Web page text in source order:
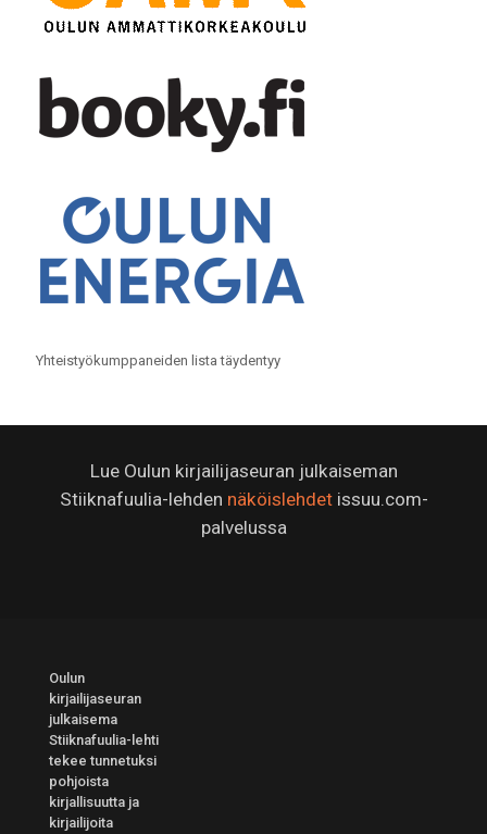
Yhteistyökumppaneiden lista täydentyy
Lue Oulun kirjailijaseuran julkaiseman
Stiiknafuulia-lehden näköislehdetissuu.com-
palvelussa
Oulun
kirjailijaseuran
julkaisema
Stiiknafuulia-lehti
tekee tunnetuksi
pohjoista
kirjallisuutta ja
kirjailijoita